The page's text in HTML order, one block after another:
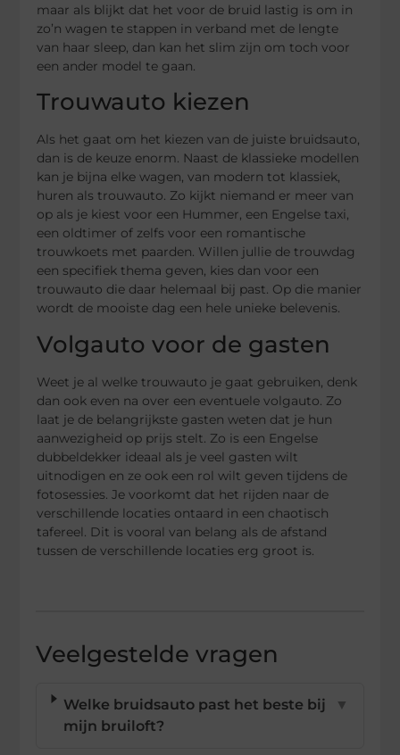
maar als blijkt dat het voor de bruid lastig is om in
zo’n wagen te stappen in verband met de lengte
van haar sleep, dan kan het slim zijn om toch voor
een ander model te gaan.
Trouwauto kiezen
Als het gaat om het kiezen van de juiste bruidsauto,
dan is de keuze enorm. Naast de klassieke modellen
kan je bijna elke wagen, van modern tot klassiek,
huren als trouwauto. Zo kijkt niemand er meer van
op als je kiest voor een Hummer, een Engelse taxi,
een oldtimer of zelfs voor een romantische
trouwkoets met paarden. Willen jullie de trouwdag
een specifiek thema geven, kies dan voor een
trouwauto die daar helemaal bij past. Op die manier
wordt de mooiste dag een hele unieke belevenis.
Volgauto voor de gasten
Weet je al welke trouwauto je gaat gebruiken, denk
dan ook even na over een eventuele volgauto. Zo
laat je de belangrijkste gasten weten dat je hun
aanwezigheid op prijs stelt. Zo is een Engelse
dubbeldekker ideaal als je veel gasten wilt
uitnodigen en ze ook een rol wilt geven tijdens de
fotosessies. Je voorkomt dat het rijden naar de
verschillende locaties ontaard in een chaotisch
tafereel. Dit is vooral van belang als de afstand
tussen de verschillende locaties erg groot is.
Veelgestelde vragen
Welke bruidsauto past het beste bij
mijn bruiloft?
▼